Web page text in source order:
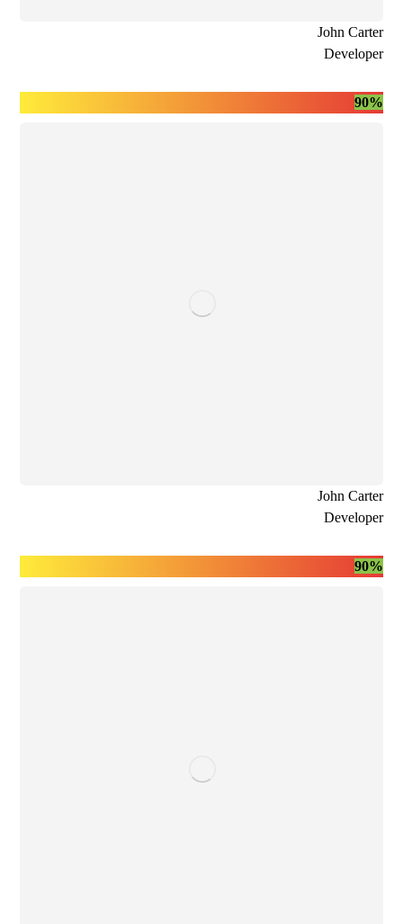
John Carter
Developer
90%
John Carter
Developer
90%